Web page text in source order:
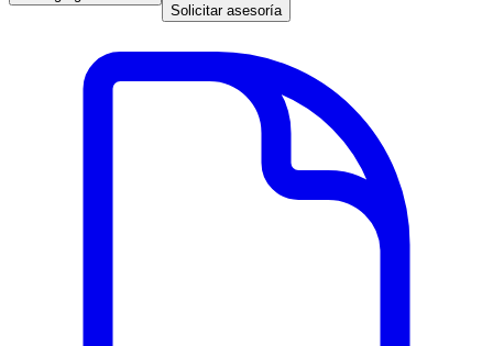
Solicitar asesoría